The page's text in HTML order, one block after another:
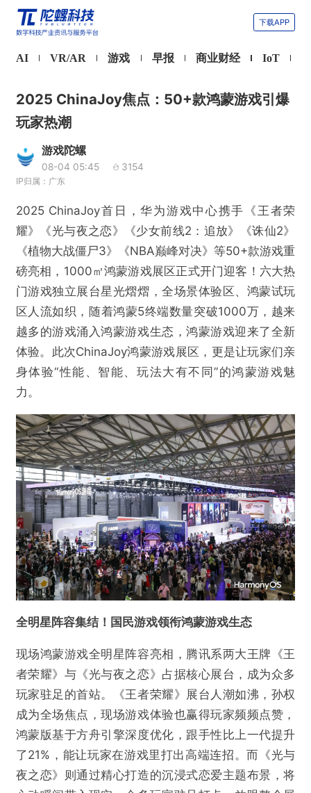
下载APP
AI VR/AR 游戏 早报 商业财经 IoT
2025 ChinaJoy焦点：50+款鸿蒙游戏引爆
玩家热潮
游戏陀螺
08-04 05:45 3154
IP归属：广东
2025 ChinaJoy首日，华为游戏中心携手《王者荣
耀》《光与夜之恋》《少女前线2：追放》《诛仙2》
《植物大战僵尸3》《NBA巅峰对决》等50+款游戏重
磅亮相，1000㎡鸿蒙游戏展区正式开门迎客！六大热
门游戏独立展台星光熠熠，全场景体验区、鸿蒙试玩
区人流如织，随着鸿蒙5终端数量突破1000万，越来
越多的游戏涌入鸿蒙游戏生态，鸿蒙游戏迎来了全新
体验。此次ChinaJoy鸿蒙游戏展区，更是让玩家们亲
身体验“性能、智能、玩法大有不同”的鸿蒙游戏魅
力。
全明星阵容集结！国民游戏领衔鸿蒙游戏生态
现场鸿蒙游戏全明星阵容亮相，腾讯系两大王牌《王
者荣耀》与《光与夜之恋》占据核心展台，成为众多
玩家驻足的首站。《王者荣耀》展台人潮如沸，孙权
成为全场焦点，现场游戏体验也赢得玩家频频点赞，
鸿蒙版基于方舟引擎深度优化，跟手性比上一代提升
了21%，能让玩家在游戏里打出高端连招。而《光与
夜之恋》则通过精心打造的沉浸式恋爱主题布景，将